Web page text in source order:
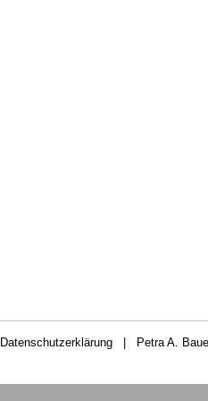
Datenschutzerklärung | Petra A.